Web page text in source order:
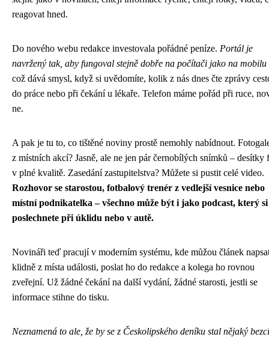
reagovat hned.
Do nového webu redakce investovala pořádné peníze. Portál je
navržený tak, aby fungoval stejně dobře na počítači jako na mobilu
což dává smysl, když si uvědomíte, kolik z nás dnes čte zprávy
do práce nebo při čekání u lékaře. Telefon máme pořád při ruce,
ne.
A pak je tu to, co tištěné noviny prostě nemohly nabídnout.
z místních akcí? Jasně, ale ne jen pár černobílých snímků – desítky
v plné kvalitě. Zasedání zastupitelstva? Můžete si pustit celé video.
Rozhovor se starostou, fotbalový trenér z vedlejší vesnice nebo
místní podnikatelka – všechno může být i jako podcast, který si
poslechnete při úklidu nebo v autě.
Novináři teď pracují v moderním systému, kde můžou článek
klidně z místa události, poslat ho do redakce a kolega ho rovnou
zveřejní. Už žádné čekání na další vydání, žádné starosti, jestli se
informace stihne do tisku.
Neznamená to ale, že by se z Českolipského deníku stal nějaký